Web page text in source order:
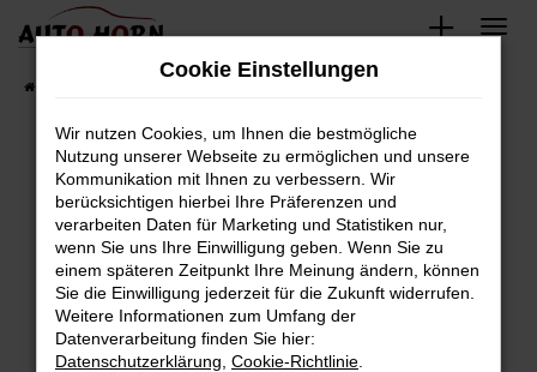
Zum
springen
Fahrzeugbestand
Fehler: Network Error
Beim Laden ist ein Fehler aufgetreten.
Hier sind ein paar Tipps, die dir helfen können:
Überprüfe deine Firewall und deine
Internetverbindung.
Laden andere Webseiten, zum Beispiel deine
Cookie Einstellungen
Wir nutzen Cookies, um Ihnen die bestmögliche
Nutzung unserer Webseite zu ermöglichen und unsere
Kommunikation mit Ihnen zu verbessern. Wir
berücksichtigen hierbei Ihre Präferenzen und
verarbeiten Daten für Marketing und Statistiken nur,
wenn Sie uns Ihre Einwilligung geben. Wenn Sie zu
einem späteren Zeitpunkt Ihre Meinung ändern, können
Sie die Einwilligung jederzeit für die Zukunft widerrufen.
Weitere Informationen zum Umfang der
Datenverarbeitung finden Sie hier:
Datenschutzerklärung Cookie-Richtlinie